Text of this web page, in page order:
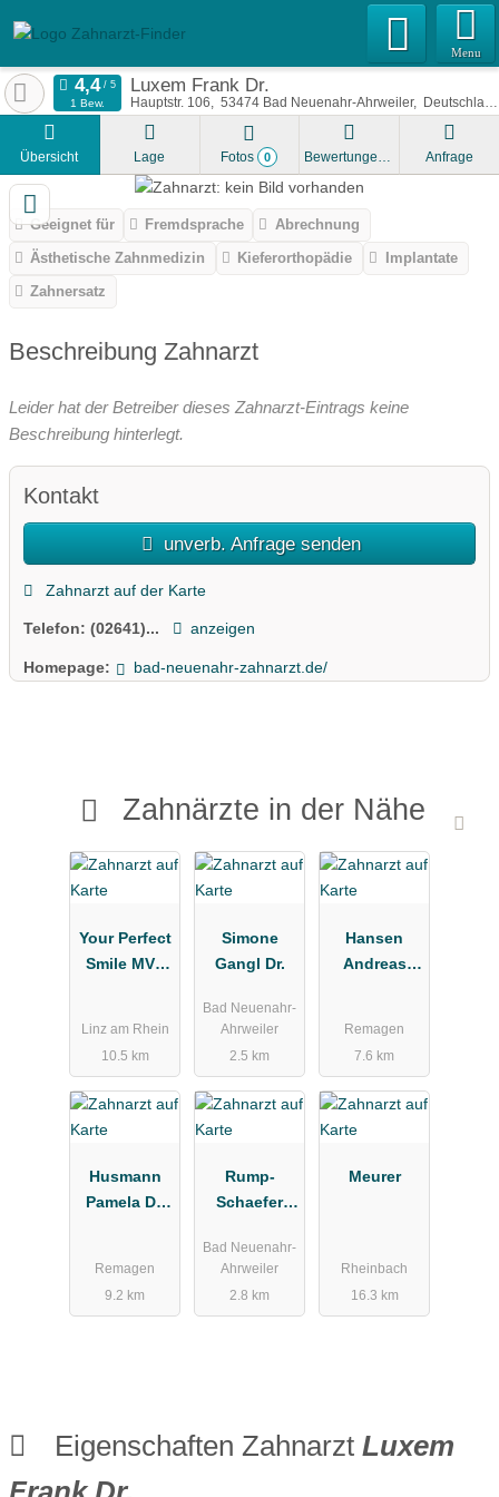
Menu
Luxem Frank Dr.
Hauptstr. 106 53474 Bad Neuenahr-Ahrweiler Deutschland
1 Bew.
Übersicht Lage Fotos 0 Bewertungen Anfrage
Geeignet für Fremdsprache
Abrechnung
Ästhetische Zahnmedizin
Kieferorthopädie
Implantate
Zahnersatz
Beschreibung Zahnarzt
Leider hat der Betreiber dieses Zahnarzt-Eintrags keine
Beschreibung hinterlegt.
Kontakt
unverb. Anfrage senden
Zahnarzt auf der Karte
Telefon: (02641)... anzeigen
Homepage: bad-neuenahr-zahnarzt.de/
Zahnärzte in der Nähe
Your Perfect
Smile MVZ
Linz am Rhein
10.5 km
Simone
Gangl Dr.
Bad Neuenahr-
Ahrweiler
2.5 km
Hansen
Andreas
Dr.med.dent.
Remagen
7.6 km
Husmann
Pamela Dr.
Remagen
9.2 km
Rump-
Schaefer
Bad Neuenahr-
Ahrweiler
2.8 km
Meurer
Rheinbach
16.3 km
Eigenschaften Zahnarzt Luxem